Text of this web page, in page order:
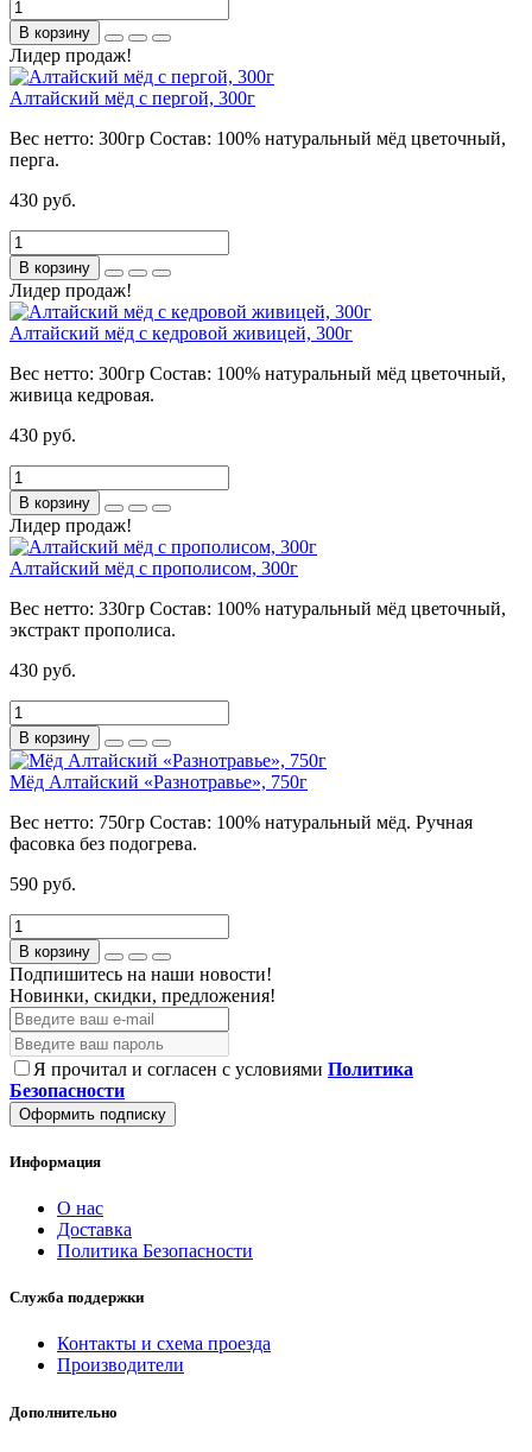
В корзину
Лидер продаж!
Алтайский мёд с пергой, 300г
Вес нетто: 300гр Состав: 100% натуральный мёд цветочный,
перга.
430 руб.
В корзину
Лидер продаж!
Алтайский мёд с кедровой живицей, 300г
Вес нетто: 300гр Состав: 100% натуральный мёд цветочный,
живица кедровая.
430 руб.
В корзину
Лидер продаж!
Алтайский мёд с прополисом, 300г
Вес нетто: 330гр Состав: 100% натуральный мёд цветочный,
экстракт прополиса.
430 руб.
В корзину
Мёд Алтайский «Разнотравье», 750г
Вес нетто: 750гр Состав: 100% натуральный мёд. Ручная
фасовка без подогрева.
590 руб.
В корзину
Подпишитесь на наши новости!
Новинки, скидки, предложения!
Я прочитал и согласен с условиями Политика
Безопасности
Оформить подписку
Информация
О нас
Доставка
Политика Безопасности
Служба поддержки
Контакты и схема проезда
Производители
Дополнительно